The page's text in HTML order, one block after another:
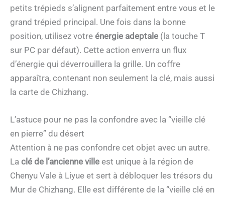
petits trépieds s’alignent parfaitement entre vous et le
grand trépied principal. Une fois dans la bonne
position, utilisez votre énergie adeptale (la touche T
sur PC par défaut). Cette action enverra un flux
d’énergie qui déverrouillera la grille. Un coffre
apparaîtra, contenant non seulement la clé, mais aussi
la carte de Chizhang.
L’astuce pour ne pas la confondre avec la “vieille clé
en pierre” du désert
Attention à ne pas confondre cet objet avec un autre.
La clé de l’ancienne ville est unique à la région de
Chenyu Vale à Liyue et sert à débloquer les trésors du
Mur de Chizhang. Elle est différente de la “vieille clé en